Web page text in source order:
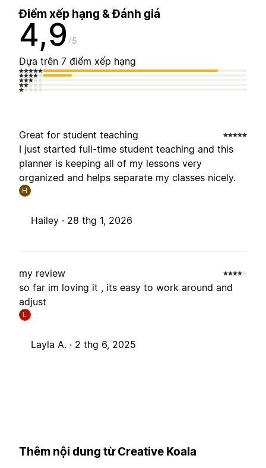
Điểm xếp hạng & Đánh giá
4,9 5
Dựa trên 7 điểm xếp hạng
Great for student teaching
I just started full-time student teaching and this
planner is keeping all of my lessons very
organized and helps separate my classes nicely.
H
Hailey · 28 thg 1, 2026
my review
so far im loving it , its easy to work around and
adjust
L
Layla A. · 2 thg 6, 2025
Thêm nội dung từ Creative Koala